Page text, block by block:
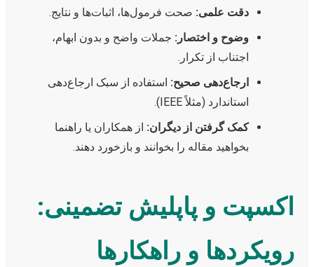
دقت علمی: صحت فرمول‌ها، اثبات‌ها و نتایج.
وضوح و اختصار: جملات واضح و بدون ابهام،
اجتناب از تکرار.
ارجاع‌دهی صحیح: استفاده از سبک ارجاع‌دهی
استاندارد (مثلاً IEEE).
کمک گرفتن از دیگران: از همکاران یا راهنما
بخواهید مقاله را بخوانند و بازخورد دهند.
اکسپت و پاپلیش تضمینی:
رویکردها و راهکارها